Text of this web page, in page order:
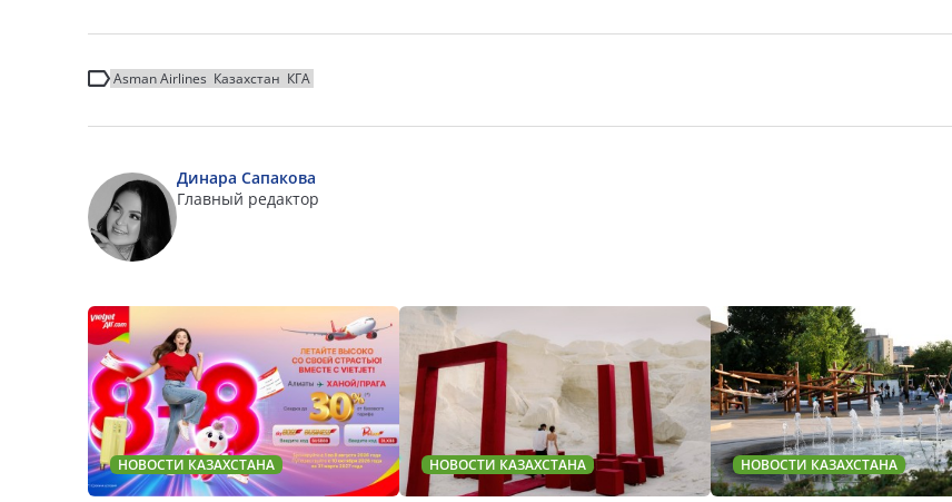
Asman Airlines Казахстан КГА
Динара Сапакова
Главный редактор
НОВОСТИ КАЗАХСТАНА НОВОСТИ КАЗАХСТАНА НОВОСТИ КАЗАХСТАНА